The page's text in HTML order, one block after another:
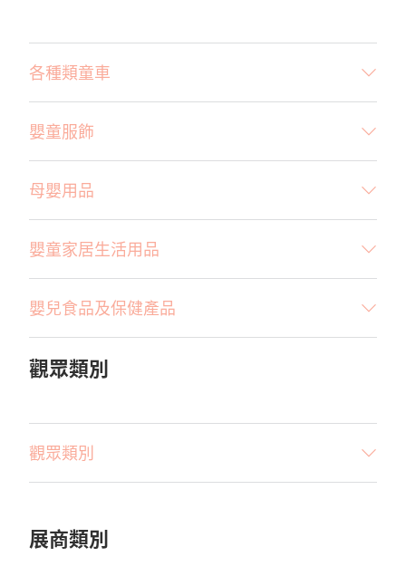
各種類童車
嬰童服飾
母嬰用品
嬰童家居生活用品
嬰兒食品及保健產品
觀眾類別
觀眾類別
展商類別